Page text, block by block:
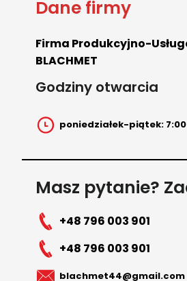
Dane firmy
Firma Produkcyjno-
BLACHMET
Godziny otwarcia
poniedziałek-piątek:
Masz pytanie?
+48 796 003 901
+48 796 003 901
blachmet44@gmail.com